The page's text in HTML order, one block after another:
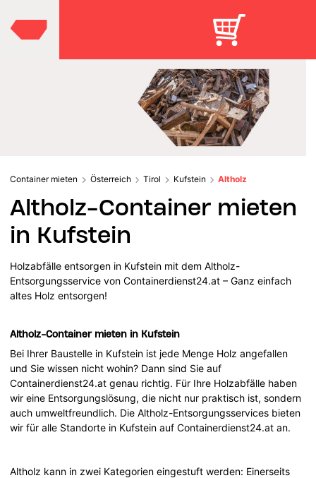
Container mieten Österreich Tirol Kufstein Altholz
Altholz-Container mieten
in Kufstein
Holzabfälle entsorgen in Kufstein mit dem Altholz-
Entsorgungsservice von Containerdienst24.at – Ganz einfach
altes Holz entsorgen!
Altholz-Container mieten in Kufstein
Bei Ihrer Baustelle in Kufstein ist jede Menge Holz angefallen
und Sie wissen nicht wohin? Dann sind Sie auf
Containerdienst24.at genau richtig. Für Ihre Holzabfälle haben
wir eine Entsorgungslösung, die nicht nur praktisch ist, sondern
auch umweltfreundlich. Die Altholz-Entsorgungsservices bieten
wir für alle Standorte in Kufstein auf Containerdienst24.at an.
Altholz kann in zwei Kategorien eingestuft werden: Einerseits